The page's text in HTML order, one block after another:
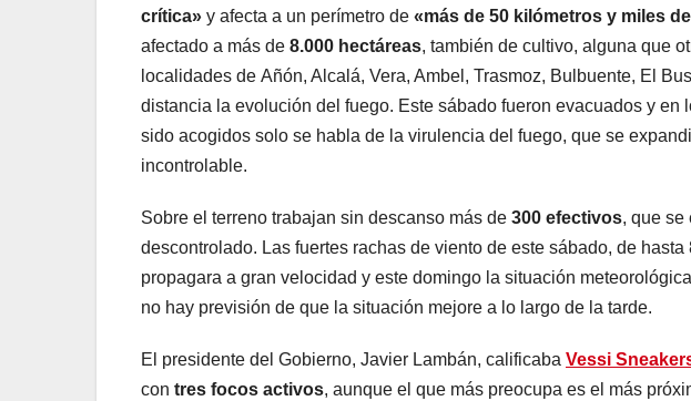
crítica» y afecta a un perímetro de «más de 50 kilómetros y miles
afectado a más de 8.000 hectáreas, también de cultivo, alguna que
localidades de Añón, Alcalá, Vera, Ambel, Trasmoz, Bulbuente, El
distancia la evolución del fuego. Este sábado fueron evacuados y en
sido acogidos solo se habla de la virulencia del fuego, que se
incontrolable.
Sobre el terreno trabajan sin descanso más de 300 efectivos, que se
descontrolado. Las fuertes rachas de viento de este sábado, de
propagara a gran velocidad y este domingo la situación
no hay previsión de que la situación mejore a lo largo de la tarde.
El presidente del Gobierno, Javier Lambán, calificaba Vessi
con tres focos activos, aunque el que más preocupa es el más